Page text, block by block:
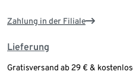
Zahlung in der Filiale
Lieferung
Gratisversand ab 29 € &